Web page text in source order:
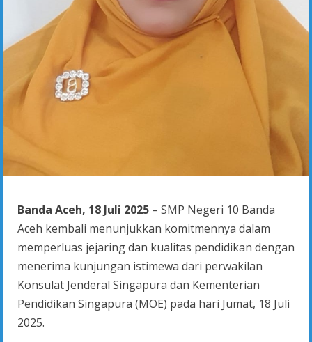
Banda Aceh, 18 Juli 2025 – SMP Negeri 10 Banda
Aceh kembali menunjukkan komitmennya dalam
memperluas jejaring dan kualitas pendidikan dengan
menerima kunjungan istimewa dari perwakilan
Konsulat Jenderal Singapura dan Kementerian
Pendidikan Singapura (MOE) pada hari Jumat, 18 Juli
2025.